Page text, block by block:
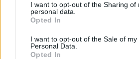
I want to opt-out of the Sharing of
personal data.
Opted In
I want to opt-out of the Sale of my
Personal Data.
Opted In